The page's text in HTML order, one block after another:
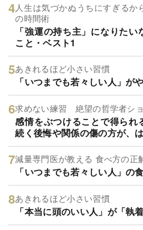
人生は気づかぬうちにすぎる
の時間術
「強運の持ち主」になりた
こと・ベスト1
あきれるほど小さい習慣
「いつまでも若々しい人」が
求めない練習 絶望の哲学者シ
感情をぶつけることで得ら
続く後悔や関係の傷の方が、
減量専門医が教える 食べ方の正
「いつまでも若々しい人」の
あきれるほど小さい習慣
「本当に頭のいい人」が「執